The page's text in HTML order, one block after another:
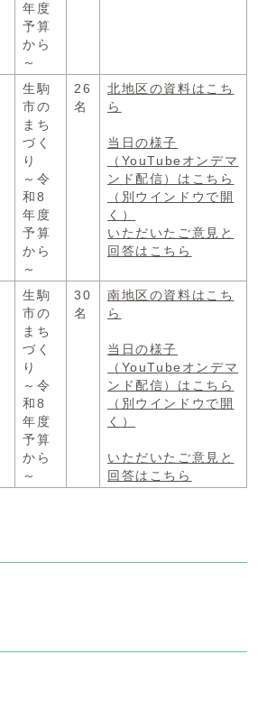
年度
予算
から
～
生駒
市の
まち
づく
り
～令
和8
年度
予算
から
～
26
名
北地区の資料はこち
ら
当日の様子
（YouTubeオンデマ
ンド配信）はこちら
（別ウインドウで開
く）
いただいたご意見と
回答はこちら
生駒
市の
まち
づく
り
～令
和8
年度
予算
から
～
30
名
南地区の資料はこち
ら
当日の様子
（YouTubeオンデマ
ンド配信）はこちら
（別ウインドウで開
く）
いただいたご意見と
回答はこちら